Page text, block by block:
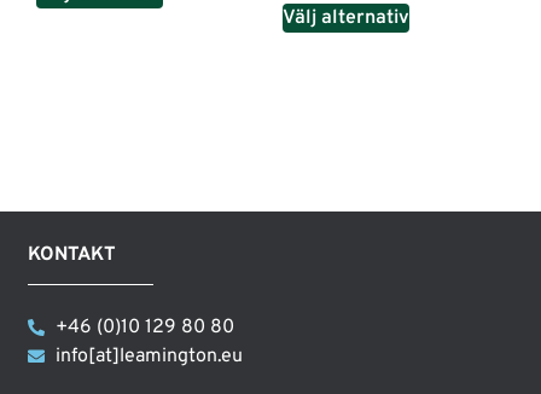
Välj alternativ
KONTAKT
+46 (0)10 129 80 80
info[at]leamington.eu